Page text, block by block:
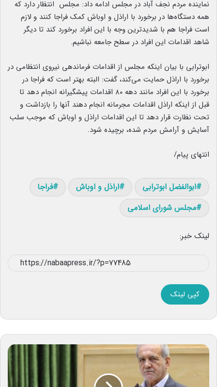
نماینده مردم نجف آباد در مجلس ادامه داد: مجلس انتظار دارد که
همه دستگاه‌ها در برخورد با اراذل و اوباش کمک فراجا کنند و لازم
است فراجا هم با شدیدترین وجه با این افراد برخورد کند تا دیگر
شاهد اقدامات این افراد در سطح جامعه نباشیم.
ابوترابی با بیان اینکه مجلس از اقدامات فرماندهی نیروی انتظامی در
برخورد با اراذل حمایت می‌کند، گفت: البته بهتر است که فراجا در
برخورد با این افراد مانند دهه ۸۰ اقدامات پیشگیرانه انجام دهد تا
قبل از اینکه اراذل اقدامات مجرمانه انجام دهند آنها را بازداشت و
تحت نظارت قرار دهد تا این اقدامات اراذل و اوباش که موجب سلب
آسایش و آرامش مردم شده، برچیده شود.
انتهای‌ پیام/
ابوالفضل ابوترابی اراذل و اوباش
فراجا
مجلس شورای اسلامی
لینک خبر:
کپی لینک